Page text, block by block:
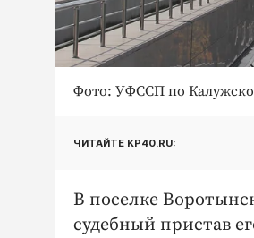
Фото: УФССП по
ЧИТАЙТЕ KP40.RU:
В поселке
судебный пристав